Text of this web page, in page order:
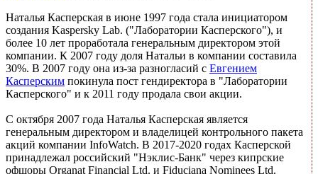
Наталья Касперская в июне 1997 года стала инициатором
создания Kaspersky Lab. ("Лаборатории Касперского"), и
более 10 лет проработала генеральным директором этой
компании. К 2007 году доля Натальи в компании составила
30%. В 2007 году она из-за разногласий с Евгением
Касперским покинула пост гендиректора в "Лаборатории
Касперского" и к 2011 году продала свои акции.
С октября 2007 года Наталья Касперская является
генеральным директором и владелицей контрольного пакета
акций компании InfoWatch. В 2017-2020 годах Касперской
принадлежал российский "Нэклис-Банк" через кипрские
офшоры Organat Financial Ltd. и Fiduciana Nominees Ltd.